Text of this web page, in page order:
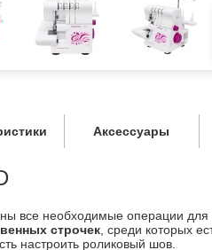
Аксессуары
все необходимые операции для
строчек , среди которых
настроить роликовый шов.